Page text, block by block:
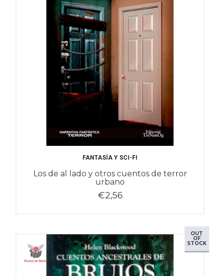
FANTASÍA Y SCI-FI
Los de al lado y otros cuentos de terror
urbano
€2,56
OUT
OF
STOCK